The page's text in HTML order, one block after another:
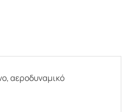
αεροδυναμικό